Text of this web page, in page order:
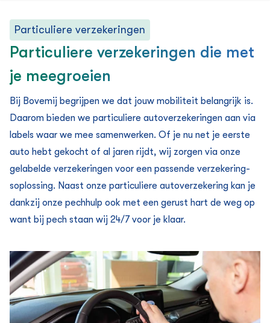
Particuliere verzekeringen
Particuliere verzekeringen die met
je meegroeien
Bij Bovemij begrijpen we dat jouw mobiliteit belangrijk is.
Daarom bieden we particuliere auto­verzekeringen aan via
labels waar we mee samenwerken. Of je nu net je eerste
auto hebt gekocht of al jaren rijdt, wij zorgen via onze
gelabelde verzekeringen voor een passende verzekering­
soplossing. Naast onze particuliere auto­verzekering kan je
dankzij onze pechhulp ook met een gerust hart de weg op
want bij pech staan wij 24/7 voor je klaar.